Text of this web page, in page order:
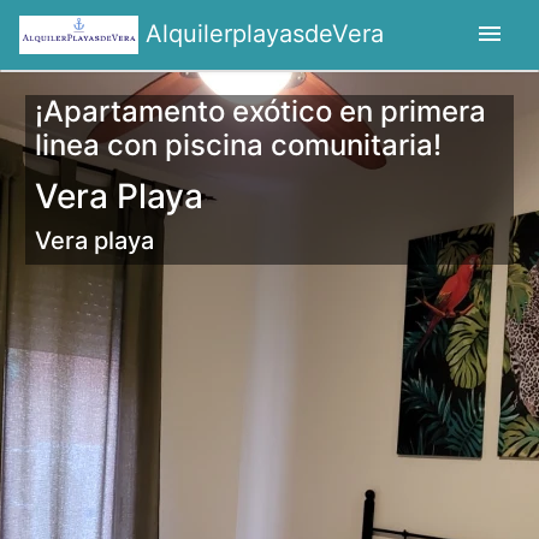
AlquilerplayasdeVera menu
¡Apartamento exótico en primera
linea con piscina comunitaria!
Vera Playa
Vera playa